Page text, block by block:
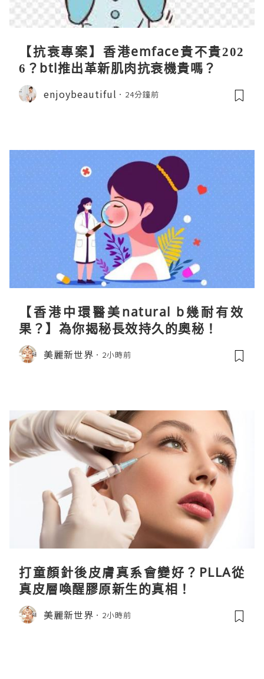
【抗衰專案】香港emface貴不貴202
6？btl推出革新肌肉抗衰機貴嗎？
enjoybeautiful 24分鐘前
【香港中環醫美natural b幾耐有效
果？】為你揭秘長效持久的奧秘！
美麗新世界 2小時前
打童顏針後皮膚真系會變好？PLLA從
真皮層喚醒膠原新生的真相！
美麗新世界 2小時前